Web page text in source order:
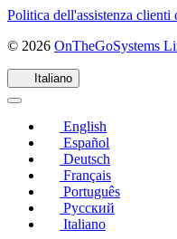
Politica dell'assistenza
© 2026 OnTheGoSystems
Italiano
English
Español
Deutsch
Français
Português
Русский
Italiano